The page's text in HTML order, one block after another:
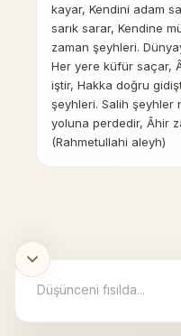
kayar, Kendini adam
sarık sarar, Kendine
zaman şeyhleri.
Her yere küfür saçar,
iştir, Hakka doğru
şeyhleri. Salih şeyhler
yoluna perdedir, Âhir
(Rahmetullahi aleyh)